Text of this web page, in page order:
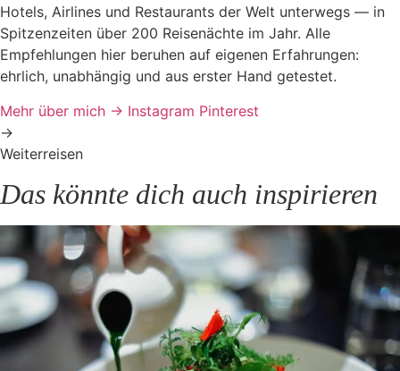
Hotels, Airlines und Restaurants der Welt unterwegs — in
Spitzenzeiten über 200 Reisenächte im Jahr. Alle
Empfehlungen hier beruhen auf eigenen Erfahrungen:
ehrlich, unabhängig und aus erster Hand getestet.
Mehr über mich → Instagram Pinterest
→
Weiterreisen
Das könnte dich auch inspirieren